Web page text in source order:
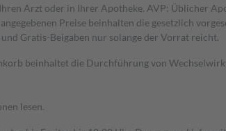
Arzt oder in Ihrer Apotheke. AVP: Üblicher
Preise beinhalten die gesetzlich
Gratis-Beigaben nur solange der Vorrat reicht.
beinhaltet die Durchführung von
lesen.